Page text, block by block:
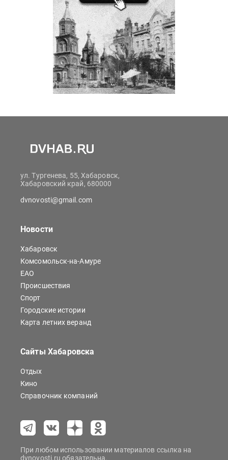
ул. Тургенева, 55, Хабаровск,
Хабаровский край, 680000
dvnovosti@gmail.com
Новости
Хабаровск
Комсомольск-на-Амуре
ЕАО
Происшествия
Спорт
Городские истории
Карта летних веранд
Сайты Хабаровска
Отдых
Кино
Справочник компаний
При любом использовании материалов ссылка на
dvnovosti.ru обязательна.